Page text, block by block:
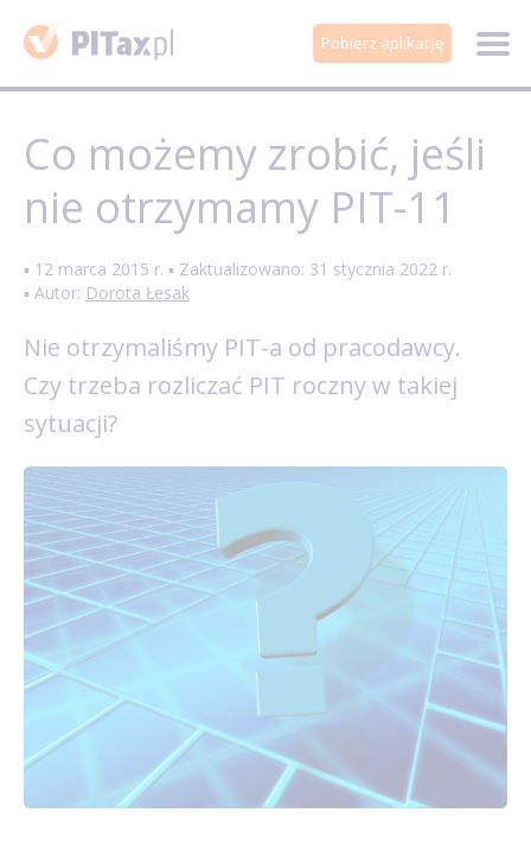
Pobierz aplikację
Co możemy zrobić, jeśli
nie otrzymamy PIT-11
▪ 12 marca 2015 r. ▪ Zaktualizowano: 31 stycznia 2022 r.
▪ Autor: Dorota Łesak
Nie otrzymaliśmy PIT-a od pracodawcy.
Czy trzeba rozliczać PIT roczny w takiej
sytuacji?